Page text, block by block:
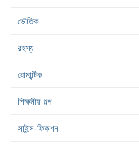
ভৌতিক
রহস্য
রোমান্টিক
শিক্ষনীয় গল্প
সাইন্স-ফিকশন